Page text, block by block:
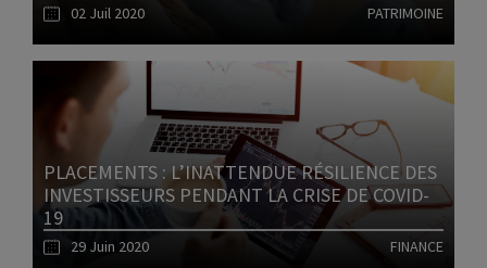
02 Juil 2020 PATRIMOINE
Lire l'article
PLACEMENTS : L’INATTENDUE RÉSILIENCE DES
INVESTISSEURS PENDANT LA CRISE DE COVID-
19
29 Juin 2020 FINANCE